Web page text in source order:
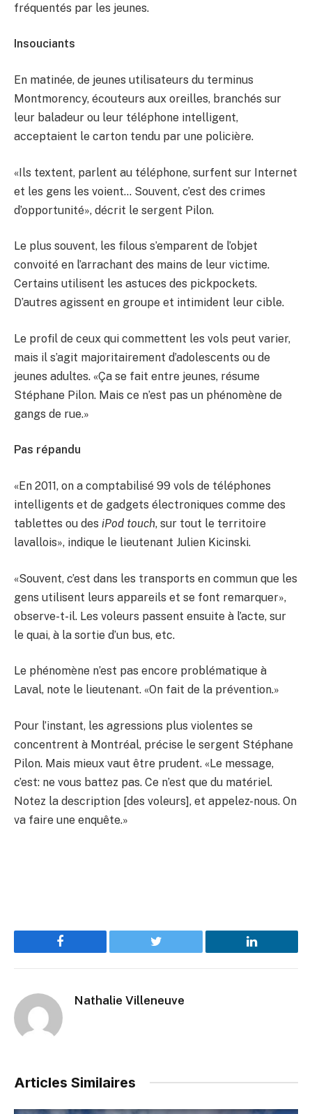
fréquentés par les jeunes.
Insouciants
En matinée, de jeunes utilisateurs du terminus
Montmorency, écouteurs aux oreilles, branchés sur
leur baladeur ou leur téléphone intelligent,
acceptaient le carton tendu par une policière.
«Ils textent, parlent au téléphone, surfent sur Internet
et les gens les voient… Souvent, c’est des crimes
d’opportunité», décrit le sergent Pilon.
Le plus souvent, les filous s’emparent de l’objet
convoité en l’arrachant des mains de leur victime.
Certains utilisent les astuces des pickpockets.
D’autres agissent en groupe et intimident leur cible.
Le profil de ceux qui commettent les vols peut varier,
mais il s’agit majoritairement d’adolescents ou de
jeunes adultes. «Ça se fait entre jeunes, résume
Stéphane Pilon. Mais ce n’est pas un phénomène de
gangs de rue.»
Pas répandu
«En 2011, on a comptabilisé 99 vols de téléphones
intelligents et de gadgets électroniques comme des
tablettes ou des iPod touch, sur tout le territoire
lavallois», indique le lieutenant Julien Kicinski.
«Souvent, c’est dans les transports en commun que les
gens utilisent leurs appareils et se font remarquer»,
observe-t-il. Les voleurs passent ensuite à l’acte, sur
le quai, à la sortie d’un bus, etc.
Le phénomène n’est pas encore problématique à
Laval, note le lieutenant. «On fait de la prévention.»
Pour l’instant, les agressions plus violentes se
concentrent à Montréal, précise le sergent Stéphane
Pilon. Mais mieux vaut être prudent. «Le message,
c’est: ne vous battez pas. Ce n’est que du matériel.
Notez la description [des voleurs], et appelez-nous. On
va faire une enquête.»
Facebook Twitter LinkedIn
Nathalie Villeneuve
Articles Similaires